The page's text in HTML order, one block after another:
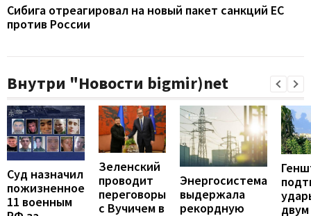
Сибига отреагировал на новый пакет санкций ЕС
против России
Внутри "Новости bigmir)net
Суд назначил
пожизненное
11 военным
Зеленский
проводит
переговоры
с Вучичем в
Энергосистема
выдержала
рекордную